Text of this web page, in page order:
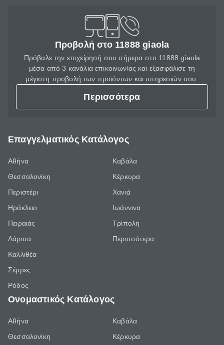
Προβολή στο 11888 giaola
Πρόβαλε την επιχείρησή σου σήμερα στο 11888 giaola
μέσα από 3 κανάλια επικοινωνίας και εξασφάλισε τη
μέγιστη προβολή των προϊόντων και υπηρεσιών σου.
Περισσότερα
Επαγγελματικός Κατάλογος
Αθήνα
Θεσσαλονίκη
Περιστέρι
Ηράκλειο
Πειραιάς
Λάρισα
Καλλιθέα
Σέρρες
Ρόδος
Καβάλα
Κέρκυρα
Χανιά
Ιωάννινα
Τρίπολη
Περισσότερα
Ονομαστικός Κατάλογος
Αθήνα
Θεσσαλονίκη
Καβάλα
Κέρκυρα